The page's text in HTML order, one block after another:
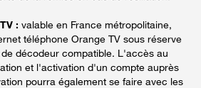
: valable en France métropolitaine,
téléphone Orange TV sous réserve
décodeur compatible. L'accès au
et l'activation d'un compte auprès
pourra également se faire avec les